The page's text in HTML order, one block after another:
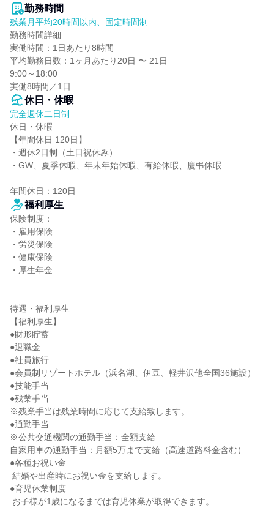
勤務時間
残業月平均20時間以内、固定時間制
勤務時間詳細
実働時間：1日あたり8時間
平均勤務日数：1ヶ月あたり20日 〜 21日
9:00～18:00
実働8時間／1日
休日・休暇
完全週休二日制
休日・休暇
【年間休日 120日】
・週休2日制（土日祝休み）
・GW、夏季休暇、年末年始休暇、有給休暇、慶弔休暇
年間休日：120日
福利厚生
保険制度：
・雇用保険
・労災保険
・健康保険
・厚生年金
待遇・福利厚生
【福利厚生】
●財形貯蓄
●退職金
●社員旅行
●会員制リゾートホテル（浜名湖、伊豆、軽井沢他全国36施設）
●技能手当
●残業手当
※残業手当は残業時間に応じて支給致します。
●通勤手当
※公共交通機関の通勤手当：全額支給
自家用車の通勤手当：月額5万まで支給（高速道路料金含む）
●各種お祝い金
●育児休業制度